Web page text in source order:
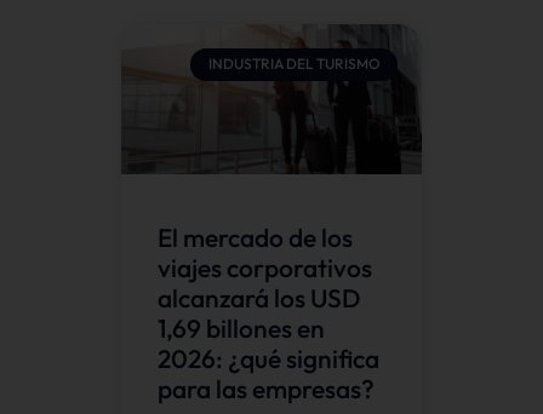
INDUSTRIA DEL TURISMO
El mercado de los
viajes corporativos
alcanzará los USD
1,69 billones en
2026: ¿qué significa
para las empresas?